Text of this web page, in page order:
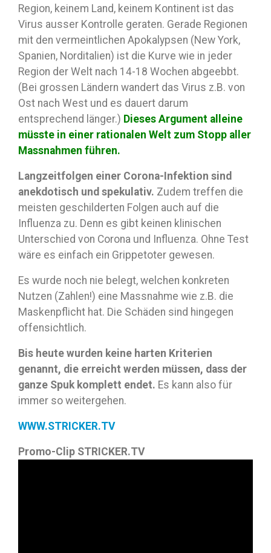
Region, keinem Land, keinem Kontinent ist das
Virus ausser Kontrolle geraten. Gerade Regionen
mit den vermeintlichen Apokalypsen (New York,
Spanien, Norditalien) ist die Kurve wie in jeder
Region der Welt nach 14-18 Wochen abgeebbt.
(Bei grossen Ländern wandert das Virus z.B. von
Ost nach West und es dauert darum
entsprechend länger.) Dieses Argument alleine
müsste in einer rationalen Welt zum Stopp aller
Massnahmen führen.
Langzeitfolgen einer Corona-Infektion sind
anekdotisch und spekulativ. Zudem treffen die
meisten geschilderten Folgen auch auf die
Influenza zu. Denn es gibt keinen klinischen
Unterschied von Corona und Influenza. Ohne Test
wäre es einfach ein Grippetoter gewesen.
Es wurde noch nie belegt, welchen konkreten
Nutzen (Zahlen!) eine Massnahme wie z.B. die
Maskenpflicht hat. Die Schäden sind hingegen
offensichtlich.
Bis heute wurden keine harten Kriterien
genannt, die erreicht werden müssen, dass der
ganze Spuk komplett endet. Es kann also für
immer so weitergehen.
WWW.STRICKER.TV
Promo-Clip STRICKER.TV